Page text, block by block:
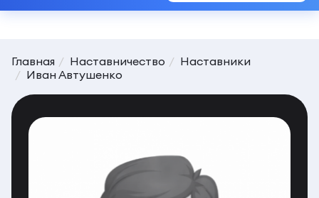
Главная Наставничество
Наставники
Иван Автушенко